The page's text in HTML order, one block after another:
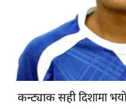
कन्ट्याक सहीदिशामा